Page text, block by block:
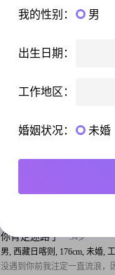
女, 西藏日喀则, 155cm, 离异,
到一个真正爱自己的人！好像
男, 西藏日喀则, 174cm, 未婚,
174cm，目前在日喀则工作
3000元以下，学历是高中及以
经济条件一般，但我有一颗真
格乐观积极，成熟稳重，有很
##3002##我追
你肯定迷路了
34岁
男, 西藏日喀则, 176cm, 未婚,
没遇到你前我注定一直流浪，
我的性别： 男
出生日期：
工作地区：
婚姻状况： 未婚